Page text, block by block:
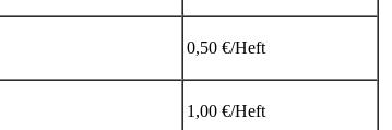
0,50 €/Heft
1,00 €/Heft